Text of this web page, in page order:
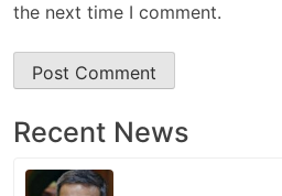
the next time I comment.
Recent News